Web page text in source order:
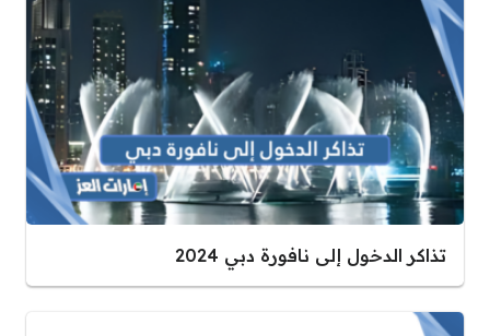
تذاكر الدخول إلى نافورة دبي 2024